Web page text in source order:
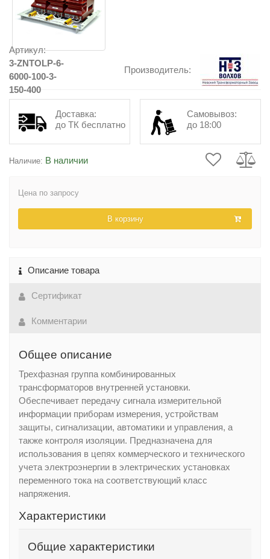
Артикул:
3-ZNTOLP-6-
6000-100-3-
150-400
Производитель:
Доставка:
до ТК бесплатно
Самовывоз:
до 18:00
Наличие: В наличии
Цена по запросу
В корзину
Описание товара
Сертификат
Комментарии
Общее описание
Трехфазная группа комбинированных
трансформаторов внутренней установки.
Обеспечивает передачу сигнала измерительной
информации приборам измерения, устройствам
защиты, сигнализации, автоматики и управления, а
также контроля изоляции. Предназначена для
использования в цепях коммерческого и технического
учета электроэнергии в электрических установках
переменного тока на соответствующий класс
напряжения.
Характеристики
Общие характеристики